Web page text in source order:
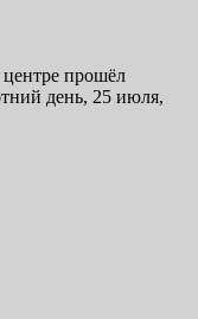
прошёл
день, 25 июля,